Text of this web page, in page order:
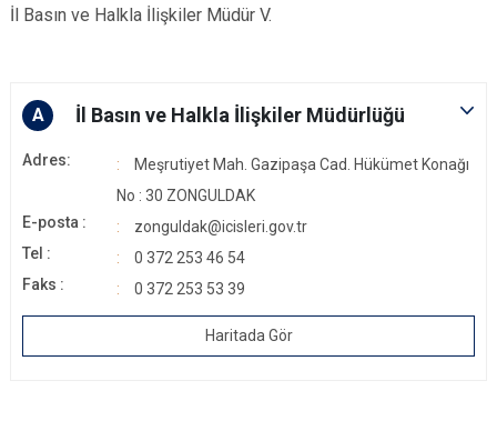
İl Basın ve Halkla İlişkiler Müdür V.
A İl Basın ve Halkla İlişkiler Müdürlüğü
Adres:
Meşrutiyet Mah. Gazipaşa Cad. Hükümet Konağı
No : 30 ZONGULDAK
E-posta :
zonguldak@icisleri.gov.tr
Tel :
0 372 253 46 54
Faks :
0 372 253 53 39
Haritada Gör